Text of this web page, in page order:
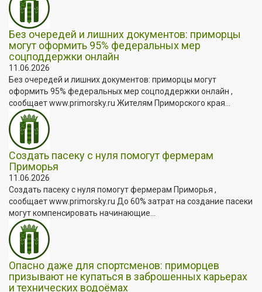
Без очередей и лишних документов: приморцы
могут оформить 95% федеральных мер
соцподдержки онлайн
11.06.2026
Без очередей и лишних документов: приморцы могут
оформить 95% федеральных мер соцподдержки онлайн ,
сообщает www.primorsky.ru Жителям Приморского края...
Создать пасеку с нуля помогут фермерам
Приморья
11.06.2026
Создать пасеку с нуля помогут фермерам Приморья ,
сообщает www.primorsky.ru До 60% затрат на создание пасеки
могут компенсировать начинающие...
Опасно даже для спортсменов: приморцев
призывают не купаться в заброшенных карьерах
и технических водоёмах